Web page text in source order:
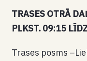
TRASES OTRĀ
PLKST. 09:15
Trases posms